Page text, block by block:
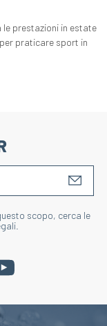
le prestazioni in estate
praticare sport in
scopo, cerca le